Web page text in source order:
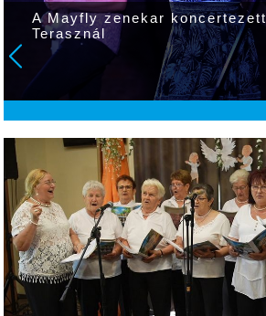
A Mayfly zenekar
Terasznál